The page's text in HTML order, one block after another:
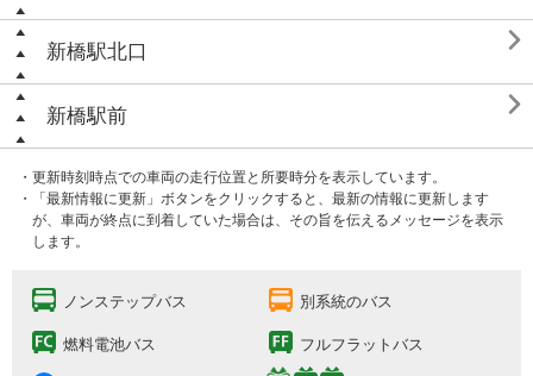
新橋駅北口 
新橋駅前 
・更新時刻時点での車両の走行位置と所要時分を表示しています。
・「最新情報に更新」ボタンをクリックすると、最新の情報に更新します
が、車両が終点に到着していた場合は、その旨を伝えるメッセージを表示
します。
ノンステップバス 別系統のバス
燃料電池バス フルフラットバス